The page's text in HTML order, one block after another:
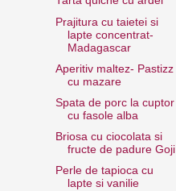
Prajitura cu taietei si
lapte concentrat-
Madagascar
Aperitiv maltez- Pastizz
cu mazare
Spata de porc la cuptor
cu fasole alba
Briosa cu ciocolata si
fructe de padure Goji
Perle de tapioca cu
lapte si vanilie